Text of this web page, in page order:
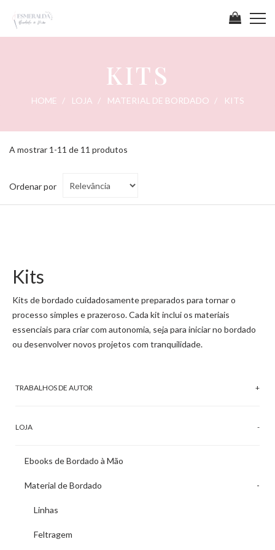
KITS
HOME LOJA MATERIAL DE BORDADO KITS
A mostrar 1-11 de 11 produtos
Ordenar por Ordenar
Kits
Kits de bordado cuidadosamente preparados para tornar o
processo simples e prazeroso. Cada kit inclui os materiais
essenciais para criar com autonomia, seja para iniciar no bordado
ou desenvolver novos projetos com tranquilidade.
TRABALHOS DE AUTOR
LOJA
Ebooks de Bordado à Mão
Material de Bordado
Linhas
Feltragem